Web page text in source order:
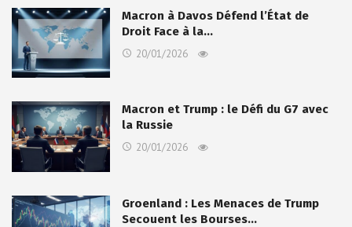
Macron à Davos Défend l’État de
Droit Face à la…
20/01/2026
Macron et Trump : le Défi du G7 avec
la Russie
20/01/2026
Groenland : Les Menaces de Trump
Secouent les Bourses…